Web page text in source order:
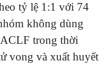
tỷ lệ 1:1 với 74
không dùng
trong thời
vong và xuất huyết